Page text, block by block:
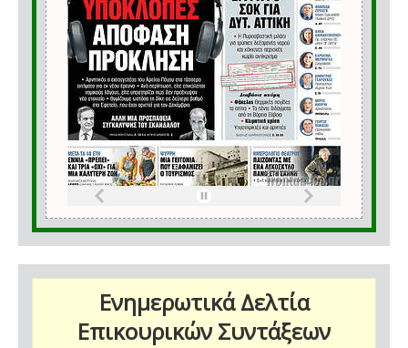
Ενημερωτικά Δελτία
Επικουρικών Συντάξεων